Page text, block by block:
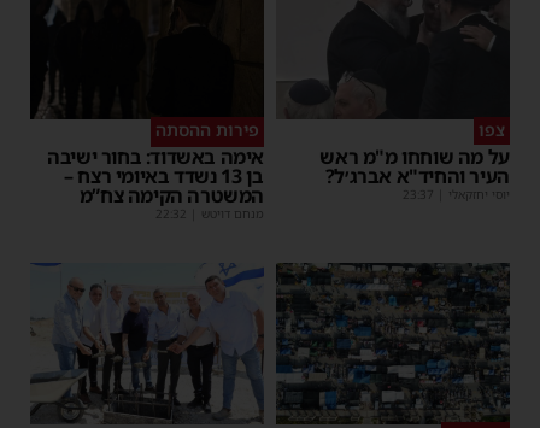
צפו
על מה שוחחו מ"מ ראש
העיר והחיד"א אברג׳ל?
יוסי יחזקאלי 23:37
פירות ההסתה
אימה באשדוד: בחור ישיבה
בן 13 נשדד באיומי רצח –
המשטרה הקימה צח”מ
מנחם דויטש 22:32